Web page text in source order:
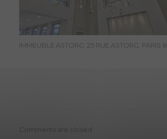
IMMEUBLE ASTORG, 25 RUE ASTORG, PARIS 8
Comments are closed.